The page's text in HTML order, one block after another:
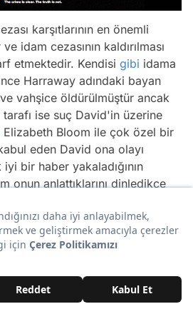
karşıtlarının en önemli
idam cezasının kaldırılması
etmektedir. Kendisi gibi idama
Harraway adındaki bayan
vahşice öldürülmüştür ancak
tarafı ise suç David'in üzerine
Elizabeth Bloom ile çok özel bir
eden David ona olayı
iyi bir haber yakaladığının
onun anlattıklarını dinledikçe
title/tt0289992/
Devamı Aşağıda